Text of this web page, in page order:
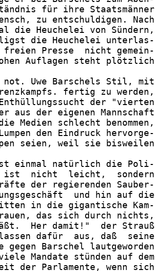
für ihre Staatsmänner
zu entschuldigen. Nach
die Heuchelei von Sündern,
die Heuchelei unterlas-
Presse  nicht gemein-
Auflagen steht plötzlich
Uwe Barschels Stil, mit
fertig zu werden,
der "vierten
aus der eigenen Mannschaft
Medien schlecht benommen,
den Eindruck hervorge-
seien, weil sie bisweilen
einmal natürlich die Poli-
nicht  leicht,  sondern
der regierenden Sauber-
und hin auf die
in die gigantische Kam-
das sich durch nichts,
Her damit!"  der Strauß
dafür  aus, daß  seine
gegen Barschel lautgeworden
Mandate stünden auf dem
der Parlamente, wenn sich